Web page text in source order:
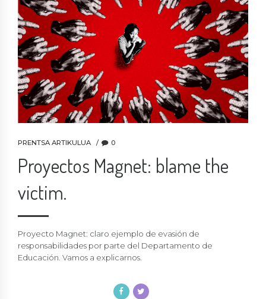
PRENTSA ARTIKULUA 0
Proyectos Magnet: blame the
victim.
Proyecto Magnet: claro ejemplo de evasión de
responsabilidades por parte del Departamento de
Educación. Vamos a explicarnos.